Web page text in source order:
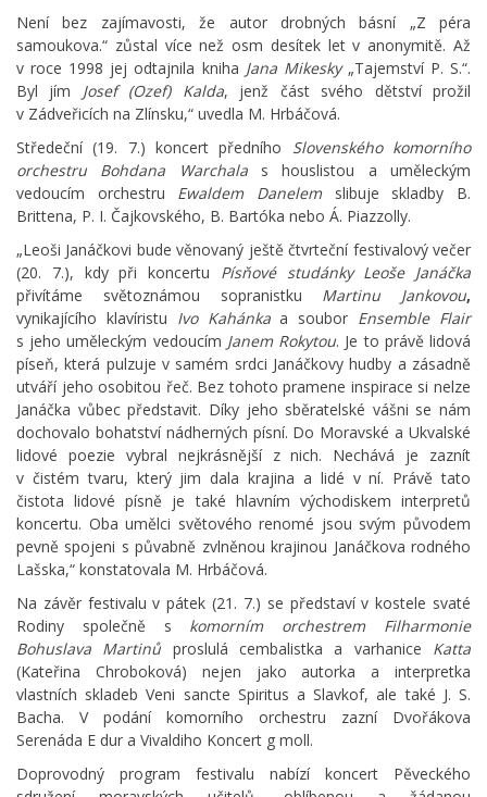
Není bez zajímavosti, že autor drobných básní „Z péra
samoukova.“ zůstal více než osm desítek let v anonymitě. Až
v roce 1998 jej odtajnila kniha Jana Mikesky„Tajemství P. S.“.
Byl jím Josef (Ozef) Kalda, jenž část svého dětství prožil
v Zádveřicích na Zlínsku,“ uvedla M. Hrbáčová.
Středeční (19. 7.) koncert předního Slovenského komorního
orchestru Bohdana Warchalas houslistou a uměleckým
vedoucím orchestru Ewaldem Danelemslibuje skladby B.
Brittena, P. I. Čajkovského, B. Bartóka nebo Á. Piazzolly.
„Leoši Janáčkovi bude věnovaný ještě čtvrteční festivalový večer
(20. 7.), kdy při koncertu Písňové studánky Leoše Janáčka
přivítáme světoznámou sopranistku Martinu Jankovou,
vynikajícího klavíristu Ivo Kahánkaa soubor Ensemble Flair
s jeho uměleckým vedoucím Janem Rokytou. Je to právě lidová
píseň, která pulzuje v samém srdci Janáčkovy hudby a zásadně
utváří jeho osobitou řeč. Bez tohoto pramene inspirace si nelze
Janáčka vůbec představit. Díky jeho sběratelské vášni se nám
dochovalo bohatství nádherných písní. Do Moravské a Ukvalské
lidové poezie vybral nejkrásnější z nich. Nechává je zaznít
v čistém tvaru, který jim dala krajina a lidé v ní. Právě tato
čistota lidové písně je také hlavním východiskem interpretů
koncertu. Oba umělci světového renomé jsou svým původem
pevně spojeni s půvabně zvlněnou krajinou Janáčkova rodného
Lašska,“ konstatovala M. Hrbáčová.
Na závěr festivalu v pátek (21. 7.) se představí v kostele svaté
Rodiny společně s komorním orchestrem Filharmonie
Bohuslava Martinů proslulá cembalistka a varhanice Katta
(Kateřina Chroboková) nejen jako autorka a interpretka
vlastních skladeb Veni sancte Spiritus a Slavkof, ale také J. S.
Bacha. V podání komorního orchestru zazní Dvořákova
Serenáda E dur a Vivaldiho Koncert g moll.
Doprovodný program festivalu nabízí koncert Pěveckého